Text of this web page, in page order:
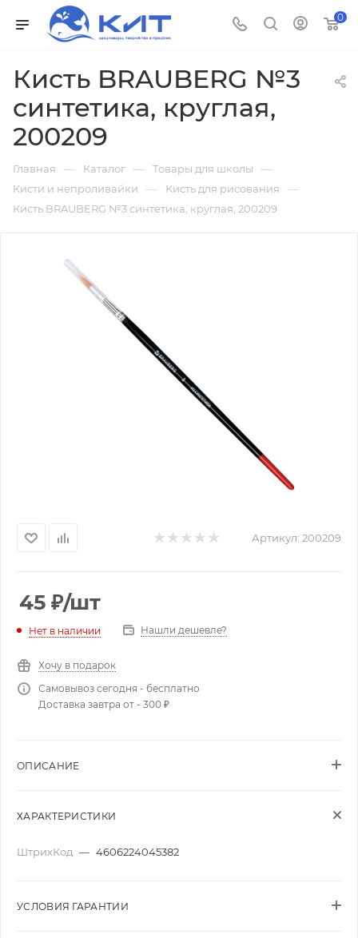
0
Кисть BRAUBERG №3
cинтетика, круглая,
200209
Главная — Каталог — Товары для школы —
Кисти и непроливайки — Кисть для рисования —
Кисть BRAUBERG №3 cинтетика, круглая, 200209
Артикул: 200209
45 ₽/шт
Нет в наличии Нашли дешевле?
Хочу в подарок
Самовывоз сегодня - бесплатно
Доставка завтра от - 300 ₽
ОПИСАНИЕ
ХАРАКТЕРИСТИКИ
ШтрихКод — 4606224045382
УСЛОВИЯ ГАРАНТИИ